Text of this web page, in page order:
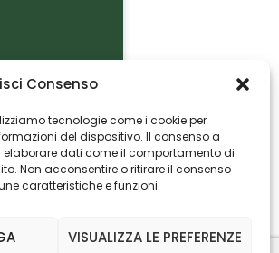
Consenso
tecnologie come i cookie per
del dispositivo. Il consenso a
dati come il comportamento di
Non acconsentire o ritirare il consenso
caratteristiche e funzioni.
VISUALIZZA LE PREFERENZE